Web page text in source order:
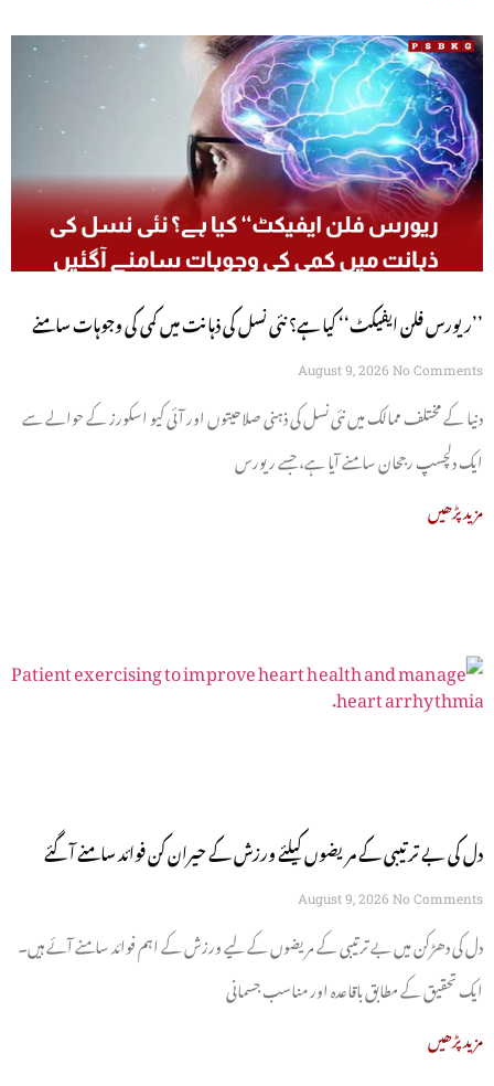
’’ریورس فلن ایفیکٹ‘‘ کیا ہے؟ نئی نسل کی ذہانت میں کمی کی وجوہات سامنے
آگئیں
August 9, 2026 No Comments
دنیا کے مختلف ممالک میں نئی نسل کی ذہنی صلاحیتوں اور آئی کیو اسکورز کے حوالے سے
ایک دلچسپ رجحان سامنے آیا ہے، جسے ریورس
مزید پڑھیں
دل کی بے ترتیبی کے مریضوں کیلئے ورزش کے حیران کن فوائد سامنے آگئے
August 9, 2026 No Comments
دل کی دھڑکن میں بے ترتیبی کے مریضوں کے لیے ورزش کے اہم فوائد سامنے آئے ہیں۔
ایک تحقیق کے مطابق باقاعدہ اور مناسب جسمانی
مزید پڑھیں